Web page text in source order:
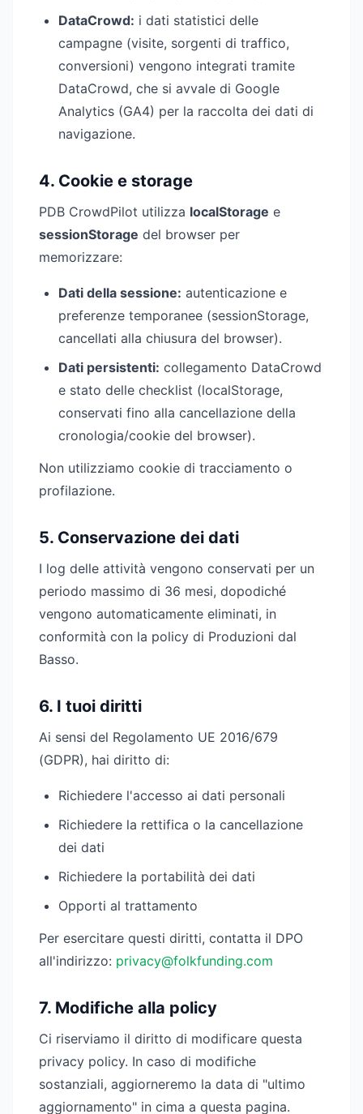
DataCrowd: i dati statistici delle
campagne (visite, sorgenti di traffico,
conversioni) vengono integrati tramite
DataCrowd, che si avvale di Google
Analytics (GA4) per la raccolta dei dati di
navigazione.
4. Cookie e storage
PDB CrowdPilot utilizza localStorage e
sessionStorage del browser per
memorizzare:
Dati della sessione: autenticazione e
preferenze temporanee (sessionStorage,
cancellati alla chiusura del browser).
Dati persistenti: collegamento DataCrowd
e stato delle checklist (localStorage,
conservati fino alla cancellazione della
cronologia/cookie del browser).
Non utilizziamo cookie di tracciamento o
profilazione.
5. Conservazione dei dati
I log delle attività vengono conservati per un
periodo massimo di 36 mesi, dopodiché
vengono automaticamente eliminati, in
conformità con la policy di Produzioni dal
Basso.
6. I tuoi diritti
Ai sensi del Regolamento UE 2016/679
(GDPR), hai diritto di:
Richiedere l'accesso ai dati personali
Richiedere la rettifica o la cancellazione
dei dati
Richiedere la portabilità dei dati
Opporti al trattamento
Per esercitare questi diritti, contatta il DPO
all'indirizzo: privacy@folkfunding.com
7. Modifiche alla policy
Ci riserviamo il diritto di modificare questa
privacy policy. In caso di modifiche
sostanziali, aggiorneremo la data di "ultimo
aggiornamento" in cima a questa pagina.